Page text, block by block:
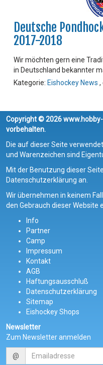
Deutsche
2017-2018
Wir möchten gern eine
in Deutschland bekannter
Kategorie: Eishockey News ,
Copyright © 2026
vorbehalten.
Die auf dieser Seite
und Warenzeichen sind
Mit der Benutzung dieser
Datenschutzerklärung an.
Wir übernehmen in keinem
den Gebrauch dieser Website
Info
Partner
Camp
Impressum
Kontakt
AGB
Haftungsausschluß
Datenschutzerklärung
Sitemap
Eishockey Shops
Newsletter
Zum Newsletter anmelden
@